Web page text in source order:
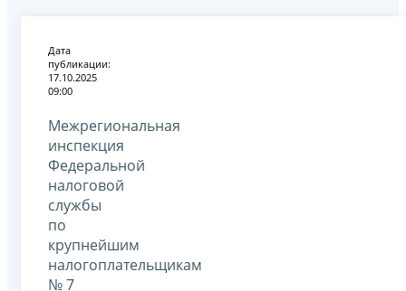
Дата
публикации:
17.10.2025
09:00
Межрегиональная
инспекция
Федеральной
налоговой
службы
по
крупнейшим
налогоплательщикам
№ 7